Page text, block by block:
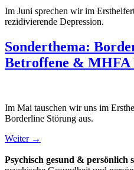
Im Juni sprechen wir im
rezidivierende Depression.
Sonderthema:
Betroffene &
Im Mai tauschen wir uns im
Borderline Störung aus.
Weiter →
Psychisch gesund & persönlich